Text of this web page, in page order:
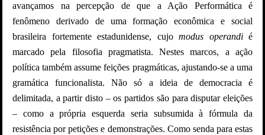
avançamos na percepção de que a Ação Performática é
fenômeno derivado de uma formação econômica e social
brasileira fortemente estadunidense, cujo modus operandi é
marcado pela filosofia pragmatista. Nestes marcos, a ação
política também assume feições pragmáticas, ajustando-se a uma
gramática funcionalista. Não só a ideia de democracia é
delimitada, a partir disto – os partidos são para disputar eleições
– como a própria esquerda seria subsumida à fórmula da
resistência por petições e demonstrações. Como senda para estas